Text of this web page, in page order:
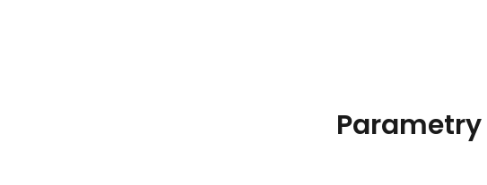
Parametry